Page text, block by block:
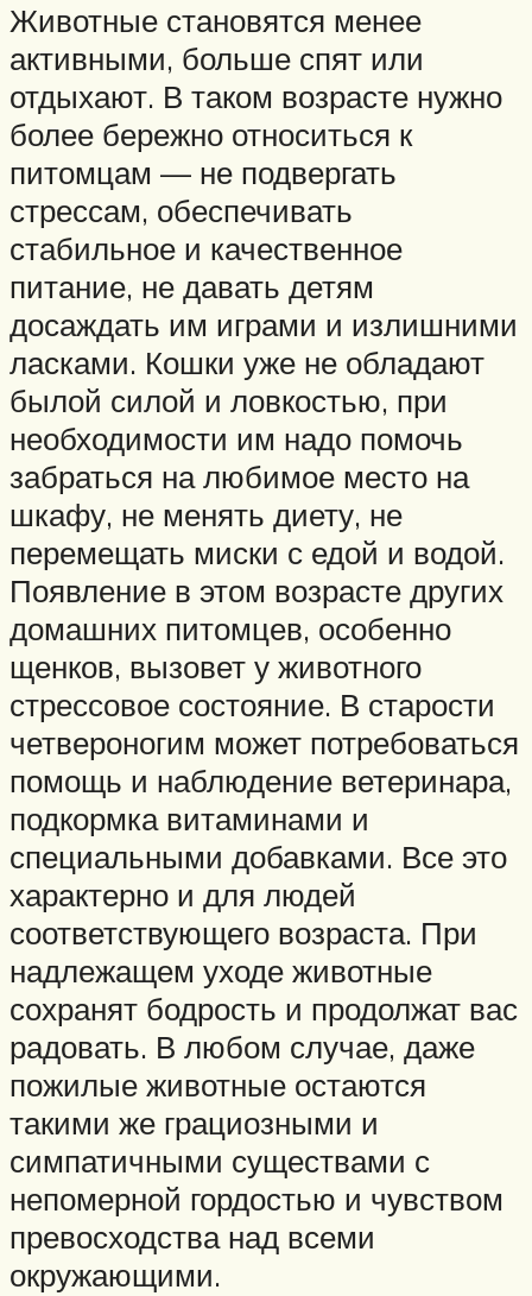
Животные становятся менее
активными, больше спят или
отдыхают. В таком возрасте нужно
более бережно относиться к
питомцам — не подвергать
стрессам, обеспечивать
стабильное и качественное
питание, не давать детям
досаждать им играми и излишними
ласками. Кошки уже не обладают
былой силой и ловкостью, при
необходимости им надо помочь
забраться на любимое место на
шкафу, не менять диету, не
перемещать миски с едой и водой.
Появление в этом возрасте других
домашних питомцев, особенно
щенков, вызовет у животного
стрессовое состояние. В старости
четвероногим может потребоваться
помощь и наблюдение ветеринара,
подкормка витаминами и
специальными добавками. Все это
характерно и для людей
соответствующего возраста. При
надлежащем уходе животные
сохранят бодрость и продолжат вас
радовать. В любом случае, даже
пожилые животные остаются
такими же грациозными и
симпатичными существами с
непомерной гордостью и чувством
превосходства над всеми
окружающими.